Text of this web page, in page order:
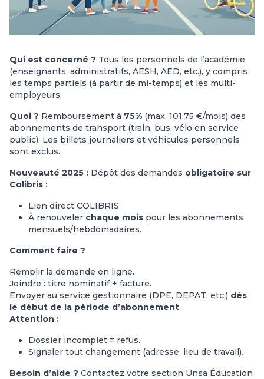
Qui est concerné ? Tous les personnels de l’académie
(enseignants, administratifs, AESH, AED, etc.), y compris
les temps partiels (à partir de mi-temps) et les multi-
employeurs.
Quoi ? Remboursement à 75% (max. 101,75 €/mois) des
abonnements de transport (train, bus, vélo en service
public). Les billets journaliers et véhicules personnels
sont exclus.
Nouveauté 2025 : Dépôt des demandes obligatoire sur
Colibris :
Lien direct COLIBRIS
À renouveler chaque mois pour les abonnements
mensuels/hebdomadaires.
Comment faire ?
Remplir la demande en ligne.
Joindre : titre nominatif + facture.
Envoyer au service gestionnaire (DPE, DEPAT, etc.) dès
le début de la période d’abonnement.
Attention :
Dossier incomplet = refus.
Signaler tout changement (adresse, lieu de travail).
Besoin d’aide ? Contactez votre section Unsa Éducation